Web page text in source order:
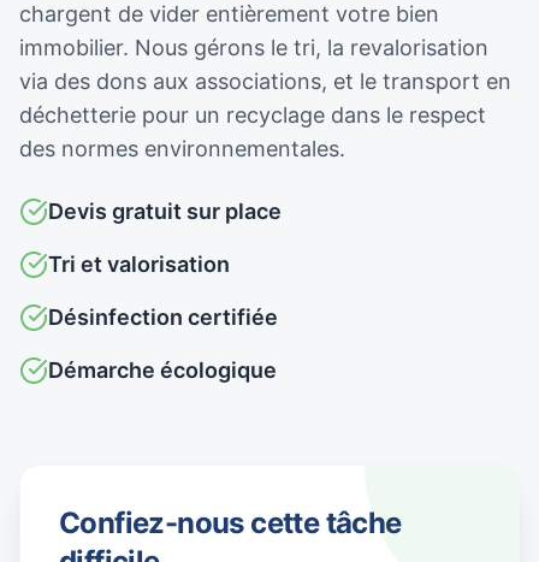
chargent de vider entièrement votre bien
immobilier. Nous gérons le tri, la revalorisation
via des dons aux associations, et le transport en
déchetterie pour un recyclage dans le respect
des normes environnementales.
Devis gratuit sur place
Tri et valorisation
Désinfection certifiée
Démarche écologique
Confiez-nous cette tâche